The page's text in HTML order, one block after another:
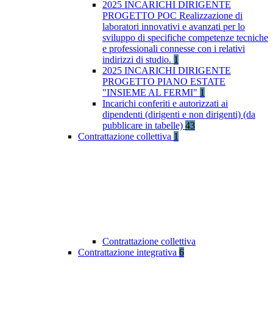
2025 INCARICHI DIRIGENTE
PROGETTO POC Realizzazione di
laboratori innovativi e avanzati per lo
sviluppo di specifiche competenze tecniche
e professionali connesse con i relativi
indirizzi di studio. 1
2025 INCARICHI DIRIGENTE
PROGETTO PIANO ESTATE
"INSIEME AL FERMI" 1
Incarichi conferiti e autorizzati ai
dipendenti (dirigenti e non dirigenti) (da
pubblicare in tabelle) 43
Contrattazione collettiva 1
Contrattazione collettiva
Contrattazione integrativa 6